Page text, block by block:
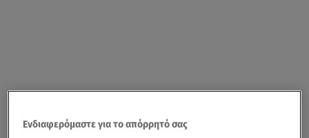
Ενδιαφερόμαστε για το απόρρητό σας